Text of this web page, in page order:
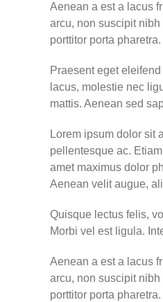
Aenean a est a lacus
arcu, non suscipit
porttitor porta pharetra.
Praesent eget
lacus, molestie nec
mattis. Aenean sed
Lorem ipsum dolor sit
pellentesque ac.
amet maximus dolor
Aenean velit augue,
Quisque lectus felis,
Morbi vel est ligula.
Aenean a est a lacus
arcu, non suscipit
porttitor porta pharetra.